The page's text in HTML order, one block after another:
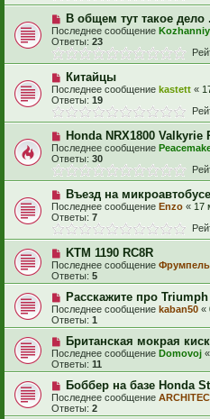
В общем тут такое дело
Последнее сообщение Kozhanniy
Ответы: 23
Китайцы
Последнее сообщение kastett «
Ответы: 19
Honda NRX1800 Valkyrie
Последнее сообщение
Ответы: 30
Въезд на
Последнее сообщение Enzo « 17
Ответы: 7
KTM 1190 RC8R
Последнее сообщение Фрумпель
Ответы: 5
Расскажите про
Последнее сообщение kaban50 «
Ответы: 1
Британская мокрая
Последнее сообщение Domovoj «
Ответы: 11
Боббер на базе Honda
Последнее сообщение
Ответы: 2